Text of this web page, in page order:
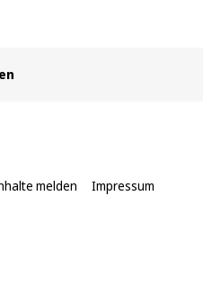
melden Impressum